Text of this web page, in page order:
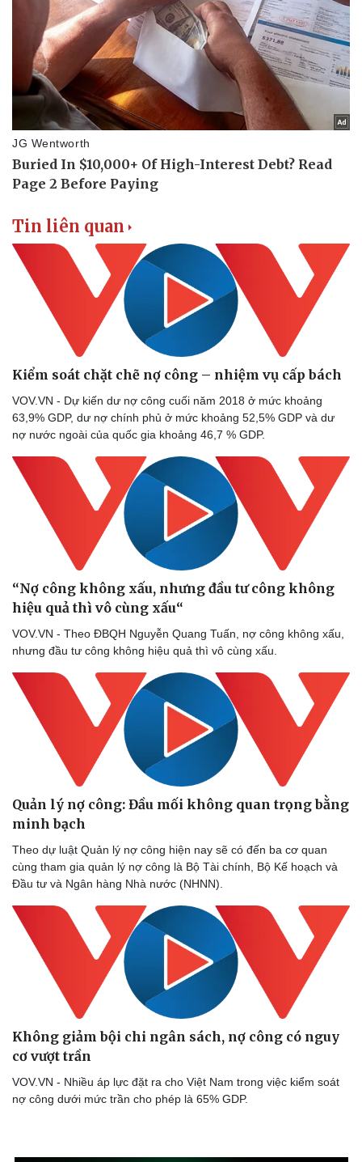
Doanh nghiệp
Thông tin doanh nghiệp
Doanh nghiệp 24h
Doanh nhân
Vì cộng đồng
Công nghệ
Sành điệu
Tin Công nghệ
Trải nghiệm
Tin liên quan
Kiểm soát chặt chẽ nợ công – nhiệm vụ cấp bách
VOV.VN - Dự kiến dư nợ công cuối năm 2018 ở mức khoảng
63,9% GDP, dư nợ chính phủ ở mức khoảng 52,5% GDP và dư
nợ nước ngoài của quốc gia khoảng 46,7 % GDP.
“Nợ công không xấu, nhưng đầu tư công không
hiệu quả thì vô cùng xấu“
VOV.VN - Theo ĐBQH Nguyễn Quang Tuấn, nợ công không xấu,
nhưng đầu tư công không hiệu quả thì vô cùng xấu.
Quản lý nợ công: Đầu mối không quan trọng bằng
minh bạch
Theo dự luật Quản lý nợ công hiện nay sẽ có đến ba cơ quan
cùng tham gia quản lý nợ công là Bộ Tài chính, Bộ Kế hoạch và
Đầu tư và Ngân hàng Nhà nước (NHNN).
Không giảm bội chi ngân sách, nợ công có nguy
cơ vượt trần
VOV.VN - Nhiều áp lực đặt ra cho Việt Nam trong việc kiểm soát
nợ công dưới mức trần cho phép là 65% GDP.